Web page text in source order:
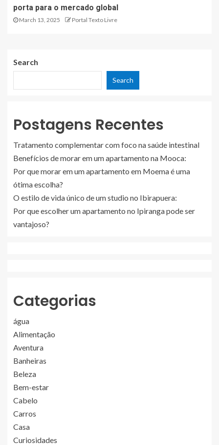
porta para o mercado global
March 13, 2025 Portal Texto Livre
Search
Search
Postagens Recentes
Tratamento complementar com foco na saúde intestinal
Benefícios de morar em um apartamento na Mooca:
Por que morar em um apartamento em Moema é uma
ótima escolha?
O estilo de vida único de um studio no Ibirapuera:
Por que escolher um apartamento no Ipiranga pode ser
vantajoso?
Categorias
água
Alimentação
Aventura
Banheiras
Beleza
Bem-estar
Cabelo
Carros
Casa
Curiosidades